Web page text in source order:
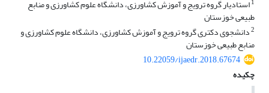
1استادیار گروه ترویج و آموزش کشاورزی، دانشگاه علوم کشاورزی و منابع
طبیعی خوزستان
2دانشجوی دکتری گروه ترویج و آموزش کشاورزی، دانشگاه علوم کشاورزی و
منابع طبیعی خوزستان
10.22059/ijaedr.2018.67674
چکیده